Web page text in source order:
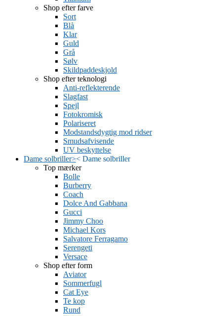
Shop efter farve
Sort
Blå
Klar
Guld
Grå
Sølv
Skildpaddeskjold
Shop efter teknologi
Anti-reflekterende
Slagfast
Spejl
Fotokromisk
Polariseret
Modstandsdygtig mod ridser
Smudsafvisende
UV beskyttelse
Dame solbriller>< Dame solbriller
Top mærker
Bolle
Burberry
Coach
Dolce And Gabbana
Gucci
Jimmy Choo
Michael Kors
Salvatore Ferragamo
Serengeti
Versace
Shop efter form
Aviator
Sommerfugl
Cat Eye
Te kop
Rund